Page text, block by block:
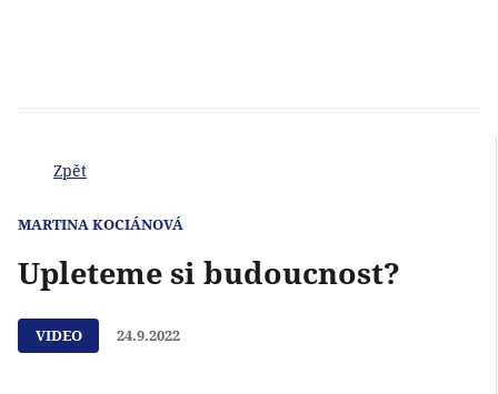
Zpět
MARTINA KOCIÁNOVÁ
Upleteme si budoucnost?
VIDEO 24.9.2022